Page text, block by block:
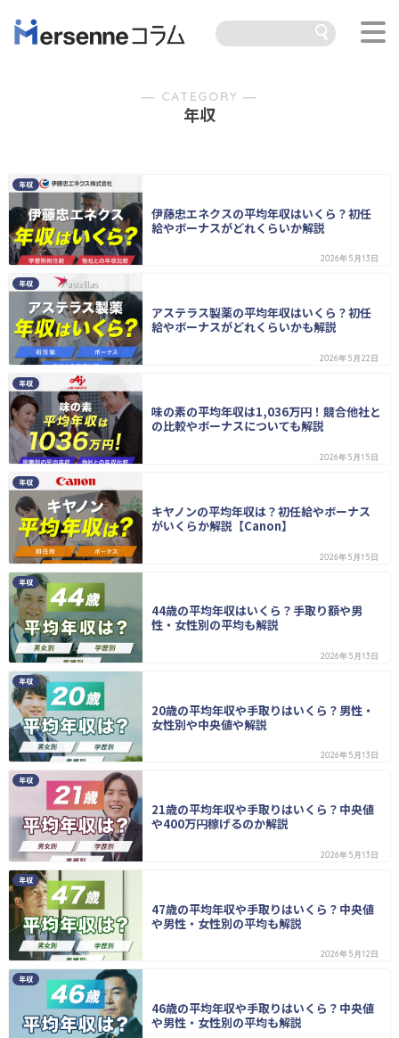
― CATEGORY ―
年収
年収
伊藤忠エネクスの平均年収はいくら？初任
給やボーナスがどれくらいか解説
2026年5月13日
年収
アステラス製薬の平均年収はいくら？初任
給やボーナスがどれくらいかも解説
2026年5月22日
年収
味の素の平均年収は1,036万円！競合他社と
の比較やボーナスについても解説
2026年5月15日
年収
キヤノンの平均年収は？初任給やボーナス
がいくらか解説【Canon】
2026年5月15日
年収
44歳の平均年収はいくら？手取り額や男
性・女性別の平均も解説
2026年5月13日
年収
20歳の平均年収や手取りはいくら？男性・
女性別や中央値や解説
2026年5月13日
年収
21歳の平均年収や手取りはいくら？中央値
や400万円稼げるのか解説
2026年5月13日
年収
47歳の平均年収や手取りはいくら？中央値
や男性・女性別の平均も解説
2026年5月12日
年収
46歳の平均年収や手取りはいくら？中央値
や男性・女性別の平均も解説